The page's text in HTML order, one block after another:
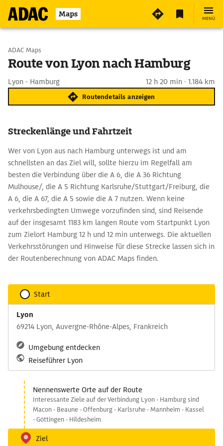
Maps MENÜ
Start wählen
ADAC Maps
Route von Lyon nach Hamburg
Lyon - Hamburg 12 h 20 min · 1.184 km
Routendetails anzeigen
Streckenlänge und Fahrtzeit
Wer von Lyon aus nach Hamburg unterwegs ist und am
schnellsten an das Ziel will, sollte hierzu im Regelfall am
besten die Verbindung über die A 6, die A 36 Richtung
Mulhouse/, die A 5 Richtung Karlsruhe/Stuttgart/Freiburg, die
A 6, die A 67, die A 5 sowie die A 7 nutzen. Wenn keine
verkehrsbedingten Umwege vorzufinden sind, sind Reisende
auf der insgesamt 1183 km langen Route vom Startpunkt Lyon
zum Zielort Hamburg 12 h und 12 min unterwegs. Die aktuellen
Verkehrsstörungen und Hinweise für diese Strecke lassen sich in
der Routenberechnung von ADAC Maps finden.
Start
Lyon
69214 Lyon, Auvergne-Rhône-Alpes, Frankreich
Umgebung entdecken
Reiseführer Lyon
Nennenswerte Orte auf der Route
Interessante Ziele auf der Verbindung Lyon - Hamburg sind
Macon - Beaune - Offenburg - Karlsruhe - Mannheim - Kassel
- Göttingen - Hildesheim.
Ziel